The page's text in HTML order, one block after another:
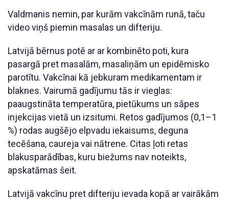
Valdmanis nemin, par kurām vakcīnām runā, taču
video viņš piemin masalas un difteriju.
Latvijā bērnus potē ar ar kombinēto poti, kura
pasargā pret masalām, masaliņām un epidēmisko
parotītu. Vakcīnai kā jebkuram medikamentam ir
blaknes. Vairumā gadījumu tās ir vieglas:
paaugstināta temperatūra, pietūkums un sāpes
injekcijas vietā un izsitumi. Retos gadījumos (0,1–1
%) rodas augšējo elpvadu iekaisums, deguna
tecēšana, caureja vai nātrene. Citas ļoti retas
blakusparādības, kuru biežums nav noteikts,
apskatāmas šeit.
Latvijā vakcīnu pret difteriju ievada kopā ar vairākām